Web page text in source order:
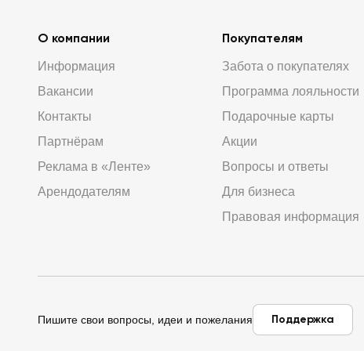
О компании
Информация
Вакансии
Контакты
Партнёрам
Реклама в «Ленте»
Арендодателям
Покупателям
Забота о покупателях
Программа лояльности
Подарочные карты
Акции
Вопросы и ответы
Для бизнеса
Правовая информация
Пишите свои вопросы, идеи и пожелания Поддержка